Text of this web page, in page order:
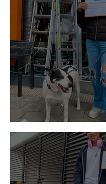
Vaquita